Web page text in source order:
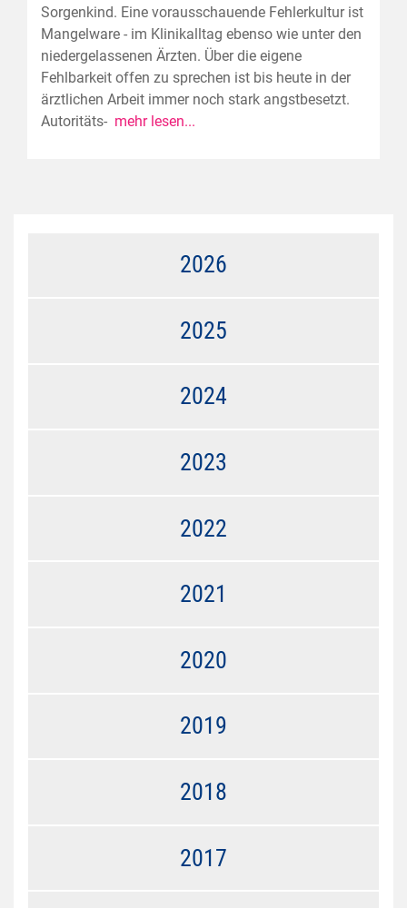
Sorgenkind. Eine vorausschauende Fehlerkultur ist
Mangelware - im Klinikalltag ebenso wie unter den
niedergelassenen Ärzten. Über die eigene
Fehlbarkeit offen zu sprechen ist bis heute in der
ärztlichen Arbeit immer noch stark angstbesetzt.
Autoritäts- mehr lesen...
2026
2025
2024
2023
2022
2021
2020
2019
2018
2017